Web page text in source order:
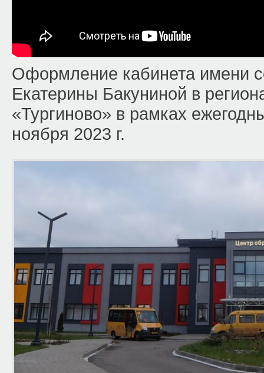
Оформление кабинета имени
Екатерины Бакуниной в
«Тургиново» в рамках
ноября 2023 г.